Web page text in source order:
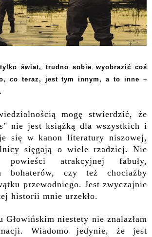
świat, trudno sobie wyobrazić coś
co teraz, jest tym innym, a to inne –
mogę stwierdzić, że
nie jest książką dla wszystkich i
się w kanon literatury niszowej,
sięgają o wiele rzadziej. Nie
atrakcyjnej fabuły,
bohaterów, czy też chociażby
przewodniego. Jest zwyczajnie
historii mnie urzekło.
Głowińskim niestety nie znalazłam
Wiadomo jedynie, że jest